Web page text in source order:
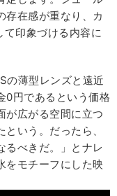
存在感が重なり、カ
て印象づける内容に
の薄型レンズと遠近
0円であるという価格
が広がる空間に立つ
いう。だったら、
るべきだ。」とナレ
をモチーフにした映